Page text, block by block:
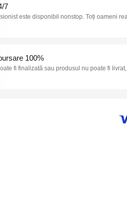
7
este disponibil nonstop. Toți oameni
100%
fi finalizată sau produsul nu poate fi